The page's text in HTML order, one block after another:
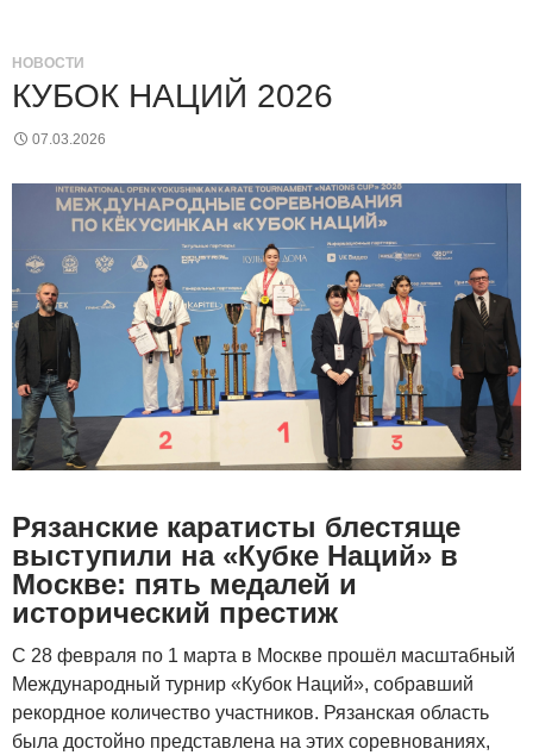
НОВОСТИ
КУБОК НАЦИЙ 2026
07.03.2026
Рязанские каратисты блестяще
выступили на «Кубке Наций» в
Москве: пять медалей и
исторический престиж
С 28 февраля по 1 марта в Москве прошёл масштабный
Международный турнир «Кубок Наций», собравший
рекордное количество участников. Рязанская область
была достойно представлена на этих соревнованиях,